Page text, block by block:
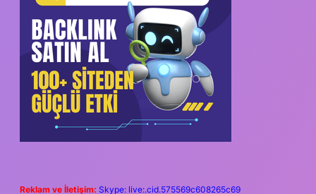
Reklam ve İletişim: Skype: live:.cid.575569c608265c69